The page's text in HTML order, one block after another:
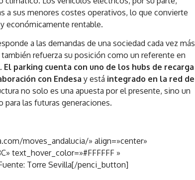
a sus menores costes operativos, lo que convierte
económicamente rentable.
a las demandas de una sociedad cada vez más
refuerza su posición como un referente en
El parking cuenta con uno de los hubs de recarga
con Endesa y está integrado en la red de
no solo es una apuesta por el presente, sino un
para las futuras generaciones.
moves_andalucia/» align=»center»
text_hover_color=»#FFFFFF »
Torre Sevilla[/penci_button]